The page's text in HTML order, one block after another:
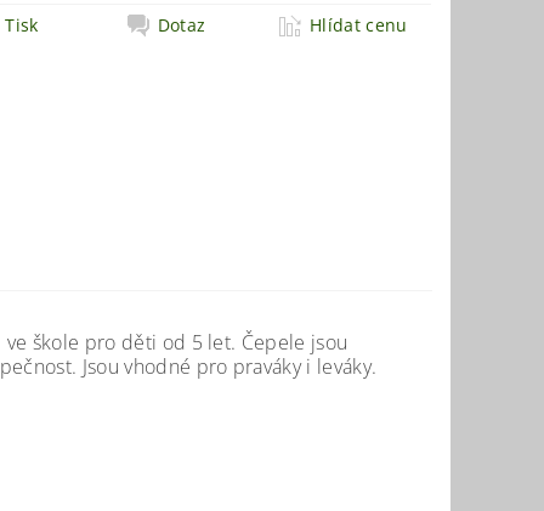
Tisk
Dotaz Hlídat cenu
škole pro děti od 5 let. Čepele jsou
Jsou vhodné pro praváky i leváky.